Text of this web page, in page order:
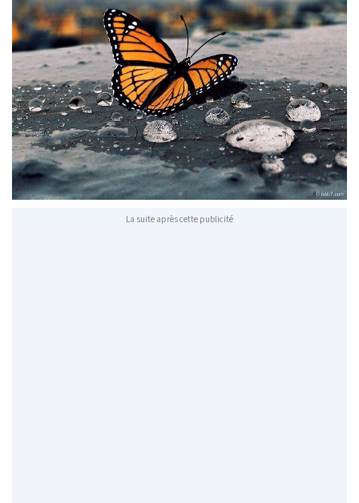
La suite après cette publicité